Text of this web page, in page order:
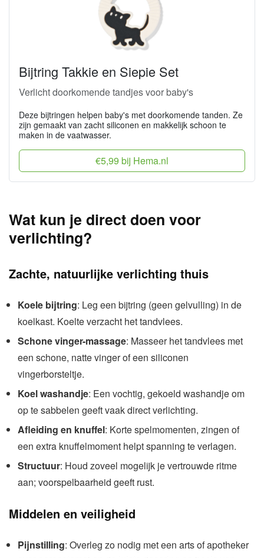
Bijtring Takkie en Siepie Set
Verlicht doorkomende tandjes voor baby's
Deze bijtringen helpen baby's met doorkomende tanden. Ze
zijn gemaakt van zacht siliconen en makkelijk schoon te
maken in de vaatwasser.
€5,99 bij Hema.nl
Wat kun je direct doen voor
verlichting?
Zachte, natuurlijke verlichting thuis
Koele bijtring: Leg een bijtring (geen gelvulling) in de
koelkast. Koelte verzacht het tandvlees.
Schone vinger-massage: Masseer het tandvlees met
een schone, natte vinger of een siliconen
vingerborsteltje.
Koel washandje: Een vochtig, gekoeld washandje om
op te sabbelen geeft vaak direct verlichting.
Afleiding en knuffel: Korte spelmomenten, zingen of
een extra knuffelmoment helpt spanning te verlagen.
Structuur: Houd zoveel mogelijk je vertrouwde ritme
aan; voorspelbaarheid geeft rust.
Middelen en veiligheid
Pijnstilling: Overleg zo nodig met een arts of apotheker